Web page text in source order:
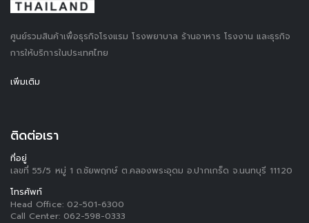
ศูนย์รวมสินค้าเพื่อธุรกิจโรงแรม โรงพยาบาล ร้านอาหาร โรงงาน และธุรกิจ
การให้บริการในประเทศไทย
เพิ่มเติม
ติดต่อเรา
ที่อยู่
เลขที่ 55/5 หมู่ 1 ถ.ชัยพฤกษ์ ต.คลองพระอุดม อ.ปากเกร็ด จ.นนทบุรี 11120
โทรศัพท์
Head Office: 02-501-6300
Call Center: 062-598-0333